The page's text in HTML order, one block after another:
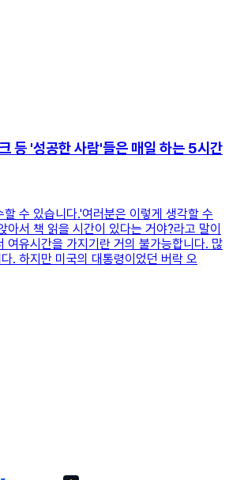
등 '성공한 사람'들은 매일 하는 5시간
수 있습니다.'여러분은 이렇게 생각할 수
아서 책 읽을 시간이 있다는 거야?라고 말이
여유시간을 가지기란 거의 불가능합니다. 많
. 하지만 미국의 대통령이었던 버락 오